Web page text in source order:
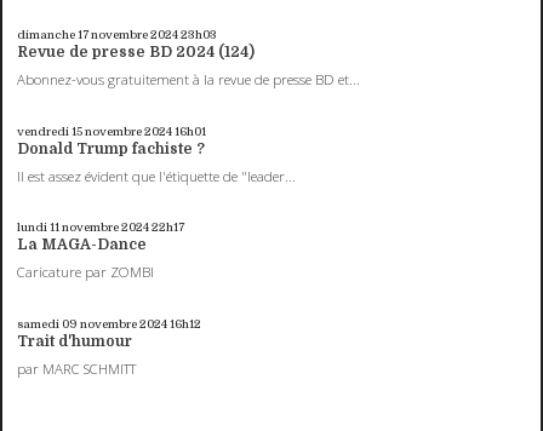
dimanche 17novembre 202423h03
Revue de presse BD 2024 (124)
Abonnez-vous gratuitement à la revue de presse BD et...
vendredi 15novembre 202416h01
Donald Trump fachiste ?
Il est assez évident que l'étiquette de "leader...
lundi 11novembre 202422h17
La MAGA-Dance
Caricature par ZOMBI
samedi 09 novembre 202416h12
Trait d'humour
par MARC SCHMITT